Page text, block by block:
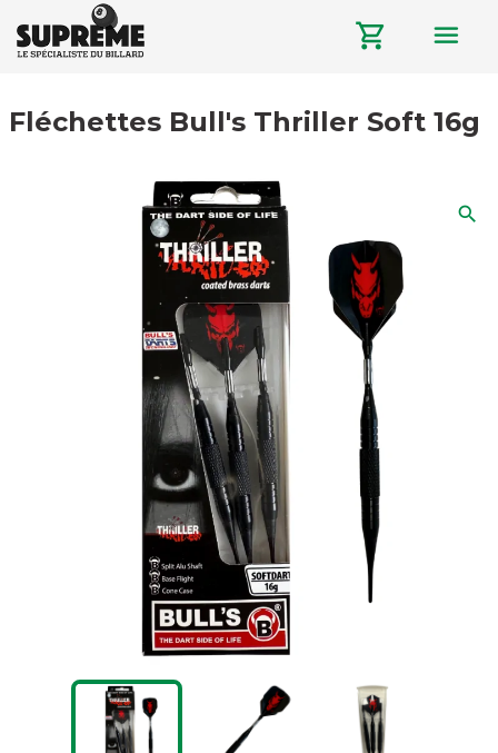
shopping_cart menu
Fléchettes Bull's Thriller Soft 16g
search